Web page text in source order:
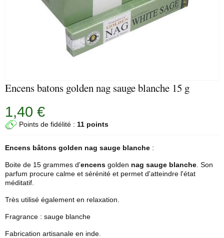
Encens batons golden nag sauge blanche 15 g
1,40 €
Points de fidélité : 11 points
Encens bâtons golden nag sauge blanche :
Boite de 15 grammes d'encens golden nag sauge blanche . Son
parfum procure calme et sérénité et permet d'atteindre l'état
méditatif.
Très utilisé également en relaxation.
Fragrance : sauge blanche
Fabrication artisanale en inde.